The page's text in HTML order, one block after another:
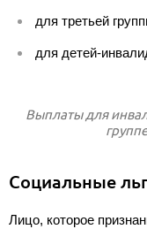
для третьей
для детей-
Выплаты для
Социальные
Лицо, которое